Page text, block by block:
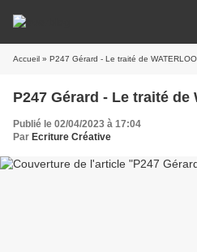
Accueil » P247 Gérard - Le traité de WATERLOO
P247 Gérard - Le traité de
Publié le 02/04/2023 à 17:04
Par Ecriture Créative